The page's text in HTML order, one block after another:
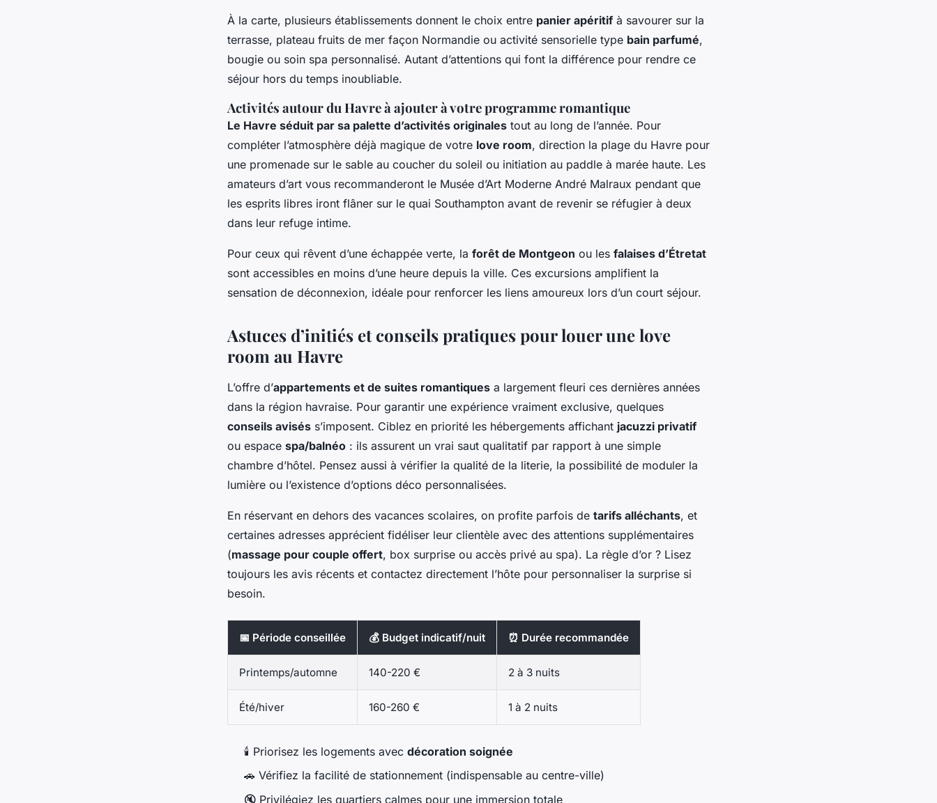
À la carte, plusieurs établissements donnent le choix entre panier apéritif à savourer sur la
terrasse, plateau fruits de mer façon Normandie ou activité sensorielle type bain parfumé,
bougie ou soin spa personnalisé. Autant d’attentions qui font la différence pour rendre ce
séjour hors du temps inoubliable.
Activités autour du Havre à ajouter à votre programme romantique
Le Havre séduit par sa palette d’activités originales tout au long de l’année. Pour
compléter l’atmosphère déjà magique de votre love room, direction la plage du Havre pour
une promenade sur le sable au coucher du soleil ou initiation au paddle à marée haute. Les
amateurs d’art vous recommanderont le Musée d’Art Moderne André Malraux pendant que
les esprits libres iront flâner sur le quai Southampton avant de revenir se réfugier à deux
dans leur refuge intime.
Pour ceux qui rêvent d’une échappée verte, la forêt de Montgeon ou les falaises d’Étretat
sont accessibles en moins d’une heure depuis la ville. Ces excursions amplifient la
sensation de déconnexion, idéale pour renforcer les liens amoureux lors d’un court séjour.
Astuces d’initiés et conseils pratiques pour louer une love
room au Havre
L’offre d’appartements et de suites romantiques a largement fleuri ces dernières années
dans la région havraise. Pour garantir une expérience vraiment exclusive, quelques
conseils avisés s’imposent. Ciblez en priorité les hébergements affichant jacuzzi privatif
ou espace spa/balnéo : ils assurent un vrai saut qualitatif par rapport à une simple
chambre d’hôtel. Pensez aussi à vérifier la qualité de la literie, la possibilité de moduler la
lumière ou l’existence d’options déco personnalisées.
En réservant en dehors des vacances scolaires, on profite parfois de tarifs alléchants, et
certaines adresses apprécient fidéliser leur clientèle avec des attentions supplémentaires
(massage pour couple offert, box surprise ou accès privé au spa). La règle d’or ? Lisez
toujours les avis récents et contactez directement l’hôte pour personnaliser la surprise si
besoin.
📅 Période conseillée 💰 Budget indicatif/nuit ⏰ Durée recommandée
Printemps/automne 140-220 € 2 à 3 nuits
Été/hiver 160-260 € 1 à 2 nuits
🕯️ Priorisez les logements avec décoration soignée
🚗 Vérifiez la facilité de stationnement (indispensable au centre-ville)
🔇 Privilégiez les quartiers calmes pour une immersion totale